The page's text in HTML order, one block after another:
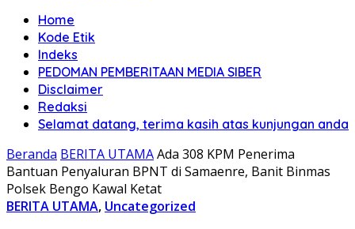
Home
Kode Etik
Indeks
PEDOMAN PEMBERITAAN MEDIA SIBER
Disclaimer
Redaksi
Selamat datang, terima kasih atas kunjungan anda
Beranda BERITA UTAMAAda 308 KPM Penerima
Bantuan Penyaluran BPNT di Samaenre, Banit Binmas
Polsek Bengo Kawal Ketat
BERITA UTAMA, Uncategorized